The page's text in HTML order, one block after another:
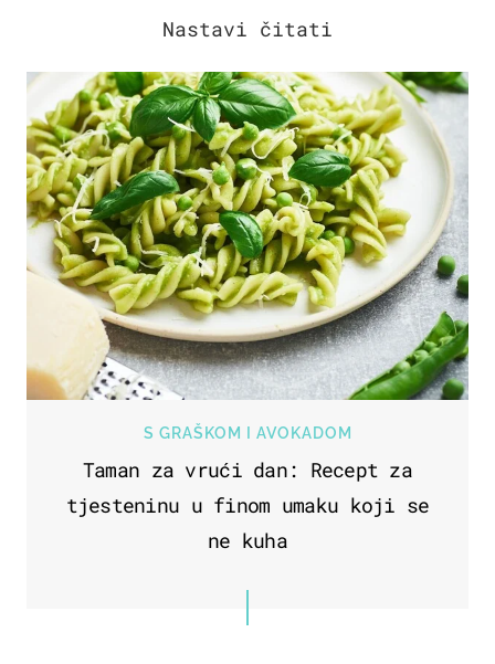
S GRAŠKOM I AVOKADOM
Taman za vrući dan: Recept za
tjesteninu u finom umaku koji se
ne kuha